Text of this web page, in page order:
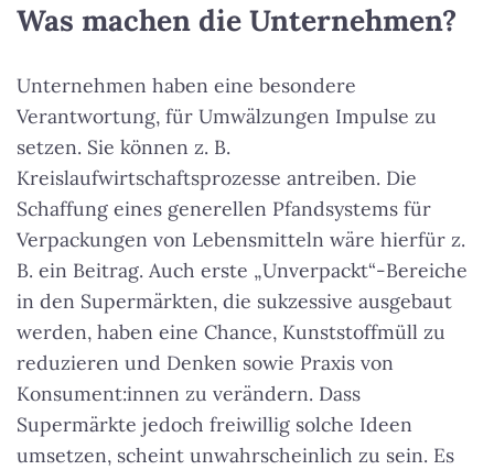
Was machen die Unternehmen?
Unternehmen haben eine besondere
Verantwortung, für Umwälzungen Impulse zu
setzen. Sie können z. B.
Kreislaufwirtschaftsprozesse antreiben. Die
Schaffung eines generellen Pfandsystems für
Verpackungen von Lebensmitteln wäre hierfür z.
B. ein Beitrag. Auch erste „Unverpackt“-Bereiche
in den Supermärkten, die sukzessive ausgebaut
werden, haben eine Chance, Kunststoffmüll zu
reduzieren und Denken sowie Praxis von
Konsument:innen zu verändern. Dass
Supermärkte jedoch freiwillig solche Ideen
umsetzen, scheint unwahrscheinlich zu sein. Es